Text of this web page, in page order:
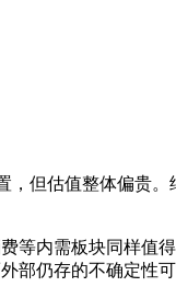
但估值整体偏贵。
内需板块同样值
仍存的不确定性